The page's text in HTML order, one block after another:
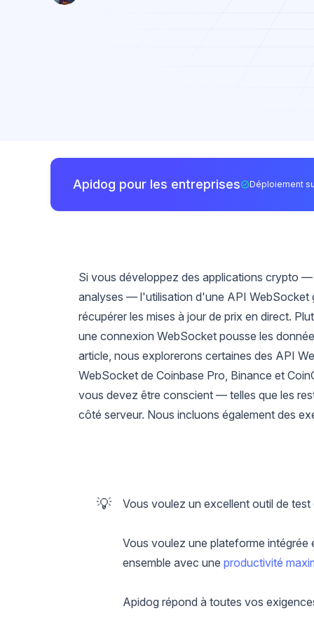
Apidog pour les entreprises Déploiement
Si vous développez des applications crypto
analyses — l'utilisation d'une API WebSocket
récupérer les mises à jour de prix en direct.
une connexion WebSocket pousse les
article, nous explorerons certaines des API
WebSocket de Coinbase Pro, Binance et
vous devez être conscient — telles que les
côté serveur. Nous incluons également des
💡 Vous voulez un excellent outil de
Vous voulez une plateforme
ensemble avec uneproductivité
Apidog répond à toutes vos